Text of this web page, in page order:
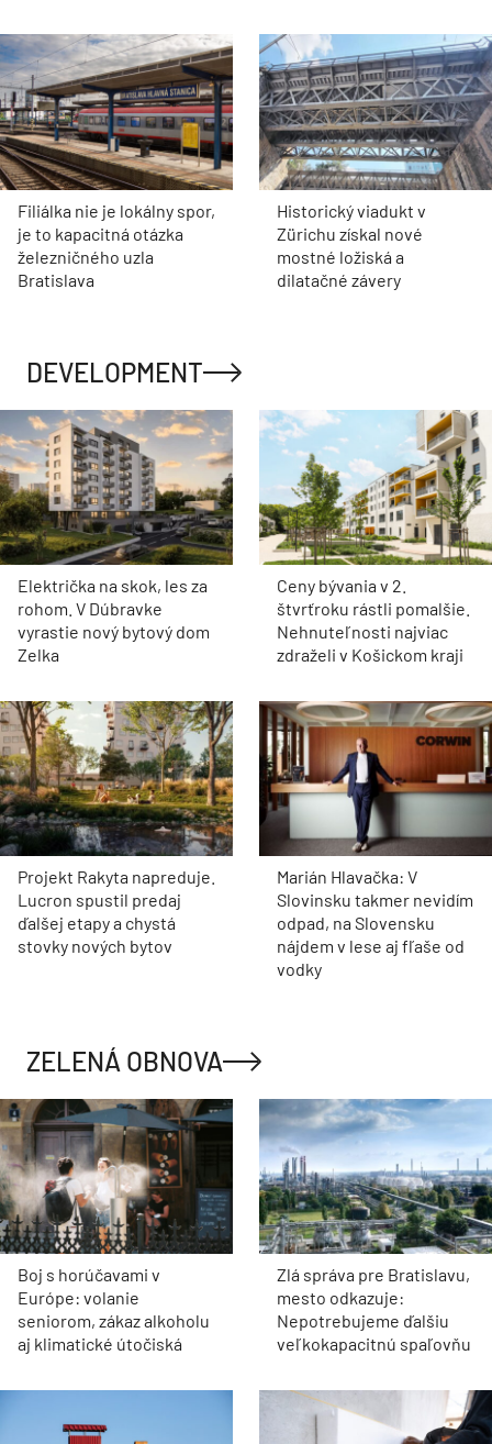
Filiálka nie je lokálny spor,
je to kapacitná otázka
železničného uzla
Bratislava
Historický viadukt v
Zürichu získal nové
mostné ložiská a
dilatačné závery
DEVELOPMENT
Električka na skok, les za
rohom. V Dúbravke
vyrastie nový bytový dom
Zelka
Ceny bývania v 2.
štvrťroku rástli pomalšie.
Nehnuteľnosti najviac
zdraželi v Košickom kraji
Projekt Rakyta napreduje.
Lucron spustil predaj
ďalšej etapy a chystá
stovky nových bytov
Marián Hlavačka: V
Slovinsku takmer nevidím
odpad, na Slovensku
nájdem v lese aj fľaše od
vodky
ZELENÁ OBNOVA
Boj s horúčavami v
Európe: volanie
seniorom, zákaz alkoholu
aj klimatické útočiská
Zlá správa pre Bratislavu,
mesto odkazuje:
Nepotrebujeme ďalšiu
veľkokapacitnú spaľovňu